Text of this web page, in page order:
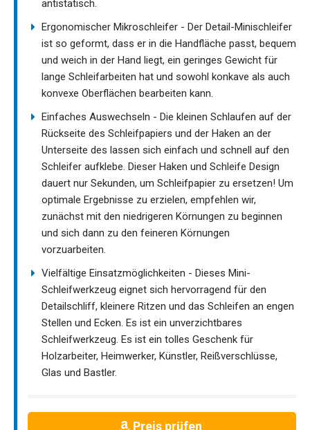
antistatisch.
Ergonomischer Mikroschleifer - Der Detail-Minischleifer
ist so geformt, dass er in die Handfläche passt, bequem
und weich in der Hand liegt, ein geringes Gewicht für
lange Schleifarbeiten hat und sowohl konkave als auch
konvexe Oberflächen bearbeiten kann.
Einfaches Auswechseln - Die kleinen Schlaufen auf der
Rückseite des Schleifpapiers und der Haken an der
Unterseite des lassen sich einfach und schnell auf den
Schleifer aufklebe. Dieser Haken und Schleife Design
dauert nur Sekunden, um Schleifpapier zu ersetzen! Um
optimale Ergebnisse zu erzielen, empfehlen wir,
zunächst mit den niedrigeren Körnungen zu beginnen
und sich dann zu den feineren Körnungen
vorzuarbeiten.
Vielfältige Einsatzmöglichkeiten - Dieses Mini-
Schleifwerkzeug eignet sich hervorragend für den
Detailschliff, kleinere Ritzen und das Schleifen an engen
Stellen und Ecken. Es ist ein unverzichtbares
Schleifwerkzeug. Es ist ein tolles Geschenk für
Holzarbeiter, Heimwerker, Künstler, Reißverschlüsse,
Glas und Bastler.
Preis prüfen